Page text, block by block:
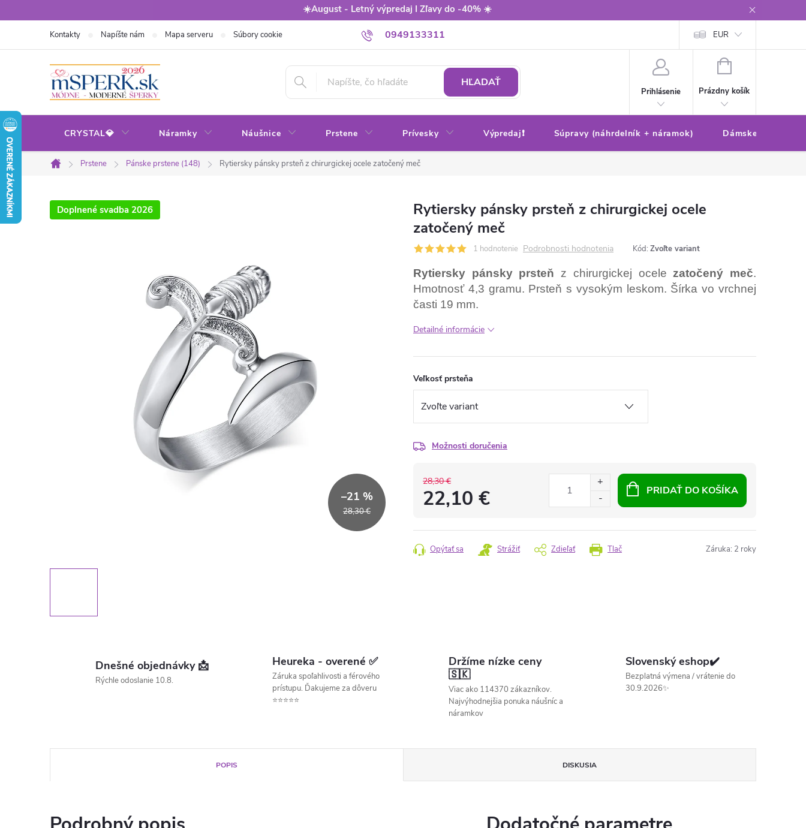
na
☀️August - Letný výpredaj I Zľavy do -40% ☀️
0949133311
Kontakty Napíšte nám Mapa serveru Súbory cookie Obchodné podmienky Ochrana osobných údajov
EUR
HĽADAŤ
Prihlásenie
NÁKUPNÝ
Prázdny košík
CRYSTAL💎 Náramky Náušnice Prstene Prívesky Výpredaj❗ Súpravy (náhrdelník + náramok) Dámske sety
Domov
Prstene Pánske prstene (148) Rytiersky pánsky prsteň z chirurgickej ocele zatočený meč
Doplnené svadba 2026
28,30 €
–21 %
Rytiersky pánsky prsteň z chirurgickej ocele
zatočený meč
1 hodnotenie Podrobnosti hodnotenia Kód: Zvoľte variant
Rytiersky pánsky prsteň z chirurgickej ocelezatočený meč.
Hmotnosť 4,3 gramu. Prsteň s vysokým leskom. Šírka vo vrchnej
časti 19 mm.
Detailné informácie
Veľkosť prsteňa
Možnosti doručenia
28,30 €
22,10 €
cena:
PRIDAŤ DO KOŠÍKA
Tlač
Opýtať sa Strážiť Zdieľať Záruka: 2 roky
Dnešné objednávky 📩
Rýchle odoslanie 10.8.
Heureka - overené ✅
Záruka spoľahlivosti a férového
prístupu. Ďakujeme za dôveru
⭐⭐⭐⭐⭐
Držíme nízke ceny
🇸🇰
Viac ako 114370 zákazníkov.
Najvýhodnejšia ponuka náušníc a
náramkov
Slovenský eshop✔️
Bezplatná výmena / vrátenie do
30.9.2026✨
POPIS DISKUSIA